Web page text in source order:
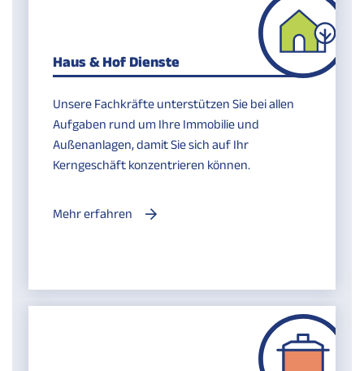
Haus & Hof Dienste
Unsere Fachkräfte unterstützen Sie bei allen
Aufgaben rund um Ihre Immobilie und
Außenanlagen, damit Sie sich auf Ihr
Kerngeschäft konzentrieren können.
Mehr erfahren